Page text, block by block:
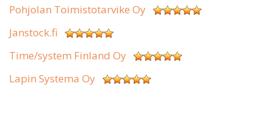
Pohjolan Toimistotarvike Oy
Janstock.fi
Time/system Finland Oy
Lapin Systema Oy